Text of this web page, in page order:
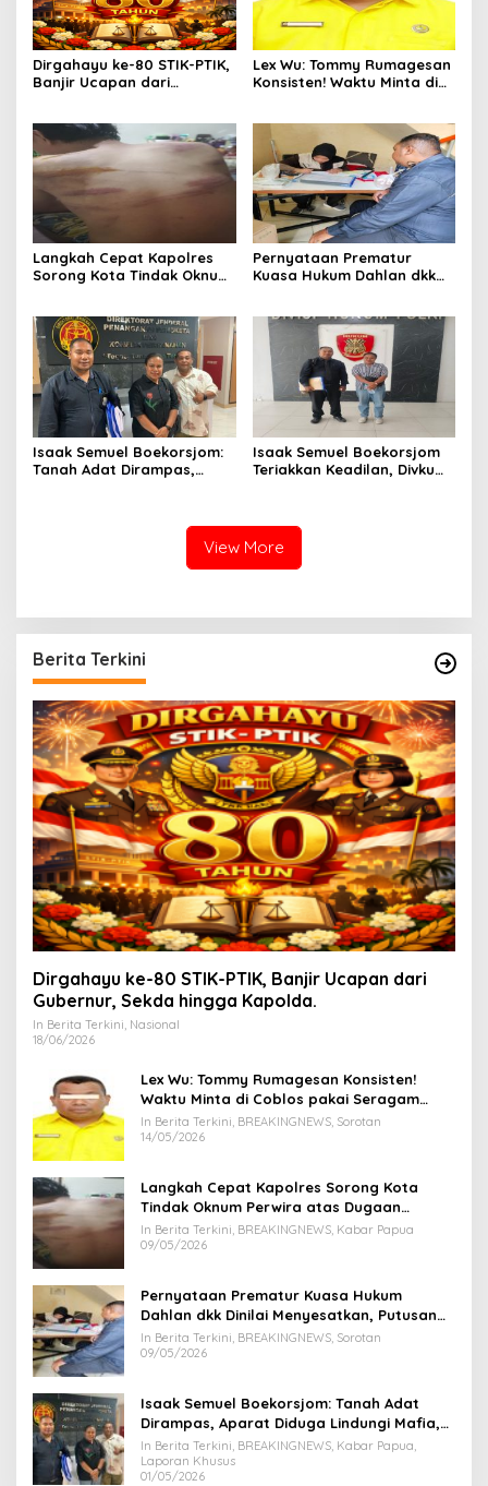
Dirgahayu ke-80 STIK-PTIK,
Banjir Ucapan dari
Lex Wu: Tommy Rumagesan
Konsisten! Waktu Minta di
Juga pakai Kaos Kuning.
Langkah Cepat Kapolres
Sorong Kota Tindak Oknum
Anak
Pernyataan Prematur
Kuasa Hukum Dahlan dkk
Boekorsjom Belum
Dipublikasikan
Isaak Semuel Boekorsjom:
Tanah Adat Dirampas,
Isaak Semuel Boekorsjom
Teriakkan Keadilan, Divkum
View More
Berita Terkini
Dirgahayu ke-80 STIK-PTIK, Banjir Ucapan dari
Gubernur, Sekda hingga Kapolda.
In Berita Terkini, Nasional
18/06/2026
Lex Wu: Tommy Rumagesan Konsisten!
Waktu Minta di Coblos pakai Seragam
Kuning, Waktu MenCoblos Juga pakai Kaos
Kuning.
In Berita Terkini, BREAKINGNEWS, Sorotan
14/05/2026
Langkah Cepat Kapolres Sorong Kota
Tindak Oknum Perwira atas Dugaan
Kekerasan Brutal Terhadap Anak
In Berita Terkini, BREAKINGNEWS, Kabar Papua
09/05/2026
Pernyataan Prematur Kuasa Hukum
Dahlan dkk Dinilai Menyesatkan, Putusan
PK Isaak Boekorsjom Belum Dipublikasikan
In Berita Terkini, BREAKINGNEWS, Sorotan
09/05/2026
Isaak Semuel Boekorsjom: Tanah Adat
Dirampas, Aparat Diduga Lindungi Mafia,
Kasus Kini Jadi Prioritas ATR/BPN
In Berita Terkini, BREAKINGNEWS, Kabar Papua,
Laporan Khusus
01/05/2026